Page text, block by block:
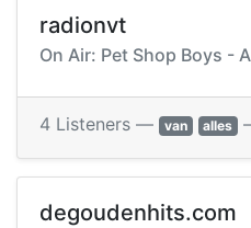
radionvt
On Air: Pet Shop Boys -
4 Listeners — van alles
degoudenhits.com